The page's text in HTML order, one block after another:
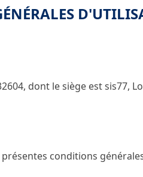
dont le siège est sis77,
conditions